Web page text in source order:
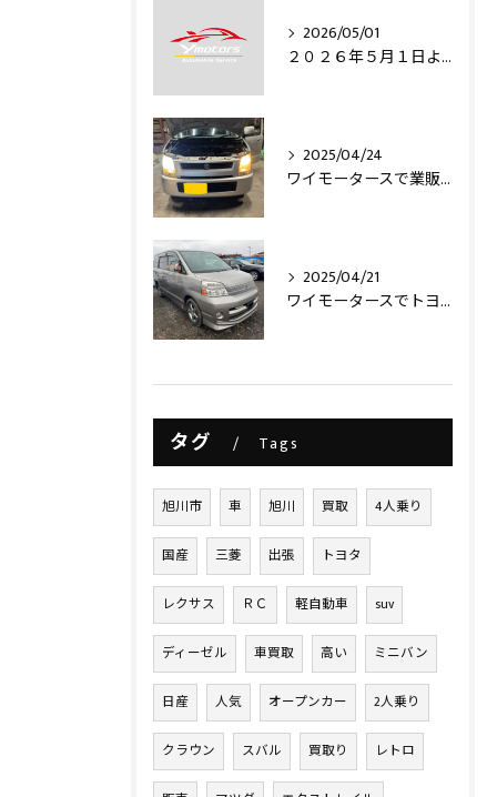
2026/05/01
２０２６年５月１日より・・・
2025/04/24
ワイモータースで業販仕入れ出来ますライトコレクション信玄のLEDヘッドライトバルブを取り付け致しました‼️
2025/04/21
ワイモータースでトヨタヴォクシー買取させて頂きました‼️
タグ Tags
旭川市 車 旭川 買取 4人乗り
国産 三菱 出張 トヨタ
レクサス ＲＣ 軽自動車 suv
ディーゼル 車買取 高い ミニバン
日産 人気 オープンカー 2人乗り
クラウン スバル 買取り レトロ